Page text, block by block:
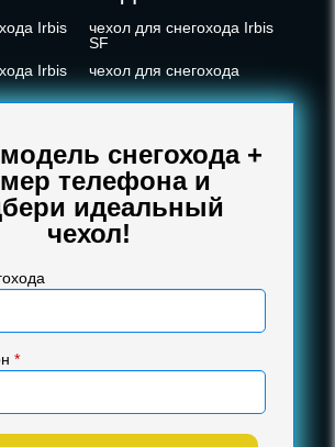
Irbis
чехол для снегохода Irbis
SF
Irbis
чехол для снегохода
снегохода +
телефона и
идеальный
чехол!
*